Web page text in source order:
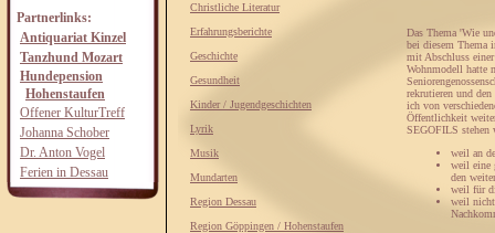
Partnerlinks:
Antiquariat Kinzel
Tanzhund Mozart
Hundepension
Hohenstaufen
Offener KulturTreff
Johanna Schober
Dr. Anton Vogel
Ferien in Dessau
Christliche Literatur
Erfahrungsberichte
Geschichte
Gesundheit
Kinder / Jugendgeschichten
Lyrik
Musik
Mundarten
Region Dessau
Region Göppingen / Hohenstaufen
Das Thema 'Wie
bei diesem Thema
mit Abschluss
Wohnmodell hatte
rekrutieren und
ich von
Öffentlichkeit
SEGOFILS stehen
weil an
weil eine
den
weil für
weil